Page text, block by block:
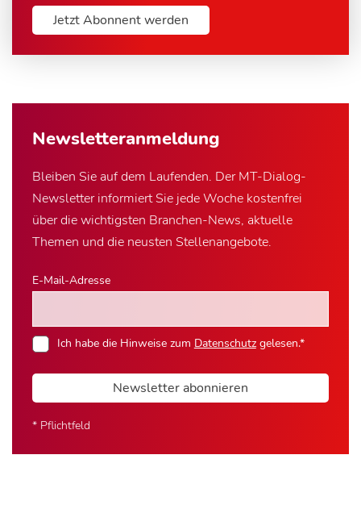
Newsletter­anmeldung
Bleiben Sie auf dem Laufenden. Der MT-Dialog-
Newsletter informiert Sie jede Woche kostenfrei
über die wichtigsten Branchen-News, aktuelle
Themen und die neusten Stellenangebote.
E-Mail-Adresse
Ich habe die Hinweise zum Datenschutzgelesen.*
Newsletter abonnieren
* Pflichtfeld
Jetzt Abonnent werden